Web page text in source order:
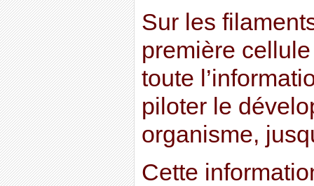
Sur les
première
toute
piloter le
organisme,
Cette